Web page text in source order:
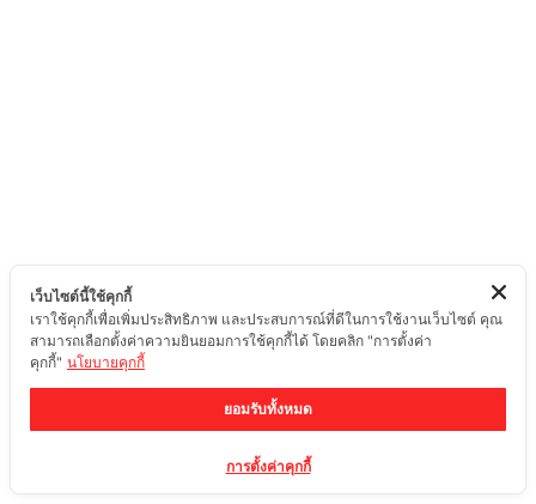
เว็บไซต์นี้ใช้คุกกี้
เราใช้คุกกี้เพื่อเพิ่มประสิทธิภาพ และประสบการณ์ที่ดีในการใช้งานเว็บไซต์ คุณ
สามารถเลือกตั้งค่าความยินยอมการใช้คุกกี้ได้ โดยคลิก "การตั้งค่า
คุกกี้" นโยบายคุกกี้
ยอมรับทั้งหมด
การตั้งค่าคุกกี้